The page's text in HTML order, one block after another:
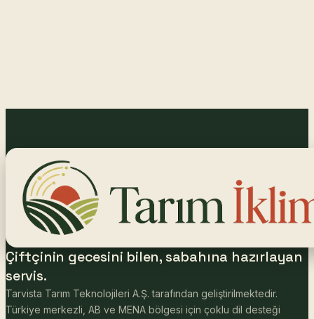
Çiftçinin gecesini bilen, sabahına hazırlayan
servis.
Tarvista Tarım Teknolojileri A.Ş. tarafından geliştirilmektedir.
Türkiye merkezli, AB ve MENA bölgesi için çoklu dil desteği